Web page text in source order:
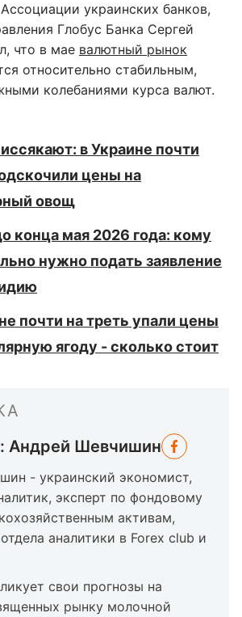
украинских банков,
Глобус Банка Сергей
что в мае валютный рынок
относительно стабильным,
колебаниями курса валют.
в Украине почти
цены на
овощ
конца мая 2026 года: кому
нужно подать заявление
почти на треть упали цены
ягоду - сколько стоит
Андрей Шевчишин
- украинский экономист,
эксперт по фондовому
активам,
аналитики в Forex club и
свои прогнозы на
рынку молочной